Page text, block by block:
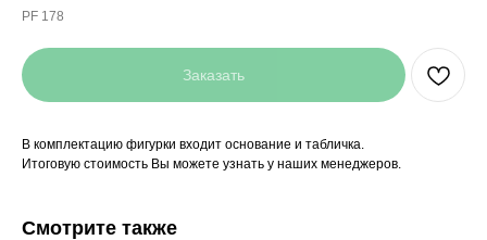
PF 178
Заказать
В комплектацию фигурки входит основание и табличка.
Итоговую стоимость Вы можете узнать у наших менеджеров.
Смотрите также
Заказать
мерч легко!